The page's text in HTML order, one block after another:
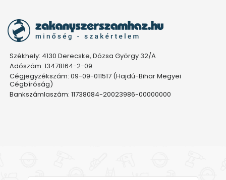
Székhely: 4130 Derecske, Dózsa György 32/A
Adószám: 13478164-2-09
Cégjegyzékszám: 09-09-011517 (Hajdú-Bihar Megyei
Cégbíróság)
Bankszámlaszám: 11738084-20023986-00000000